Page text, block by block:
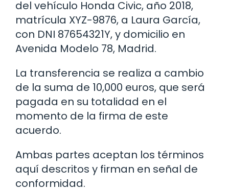
del vehículo Honda Civic, año 2018,
matrícula XYZ-9876, a Laura García,
con DNI 87654321Y, y domicilio en
Avenida Modelo 78, Madrid.
La transferencia se realiza a cambio
de la suma de 10,000 euros, que será
pagada en su totalidad en el
momento de la firma de este
acuerdo.
Ambas partes aceptan los términos
aquí descritos y firman en señal de
conformidad.